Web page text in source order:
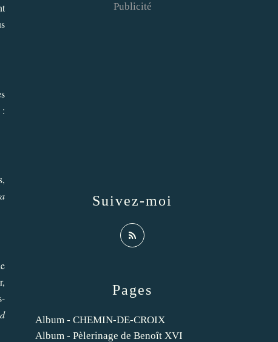
:
Pages
Album - CHEMIN-DE-CROIX
Album - Pèlerinage de Benoît XVI
Suivez-moi
Publicité